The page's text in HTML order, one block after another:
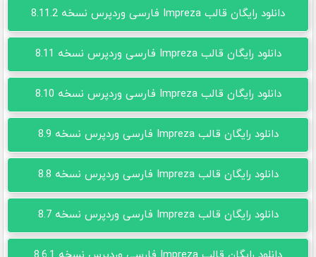
دانلود رایگان قالب Impreza فارسی وردپرس نسخه 8.11.2
دانلود رایگان قالب Impreza فارسی وردپرس نسخه 8.11
دانلود رایگان قالب Impreza فارسی وردپرس نسخه 8.10
دانلود رایگان قالب Impreza فارسی وردپرس نسخه 8.9
دانلود رایگان قالب Impreza فارسی وردپرس نسخه 8.8
دانلود رایگان قالب Impreza فارسی وردپرس نسخه 8.7